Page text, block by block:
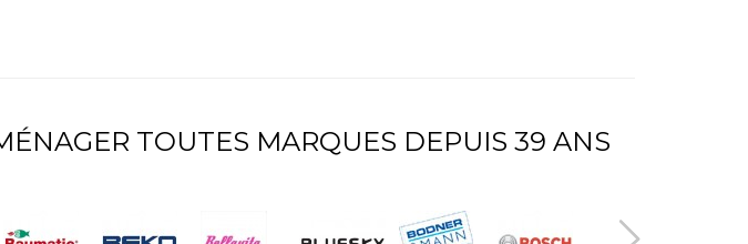
TOUTES MARQUES DEPUIS 39 ANS